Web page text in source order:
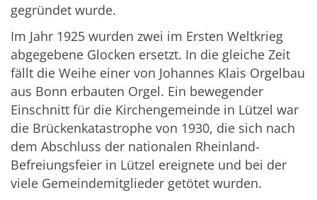
gegründet wurde.
Im Jahr 1925 wurden zwei im Ersten Weltkrieg
abgegebene Glocken ersetzt. In die gleiche Zeit
fällt die Weihe einer von Johannes Klais Orgelbau
aus Bonn erbauten Orgel. Ein bewegender
Einschnitt für die Kirchengemeinde in Lützel war
die Brückenkatastrophe von 1930, die sich nach
dem Abschluss der nationalen Rheinland-
Befreiungsfeier in Lützel ereignete und bei der
viele Gemeindemitglieder getötet wurden.